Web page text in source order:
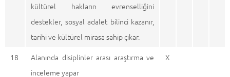
kültürel hakların evrenselliğini
destekler, sosyal adalet bilinci kazanır,
tarihi ve kültürel mirasa sahip çıkar.
18
Alanında disiplinler arası araştırma ve
inceleme yapar
X